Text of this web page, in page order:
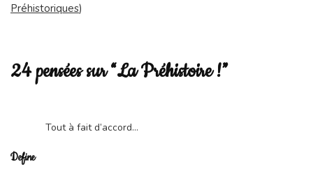
Préhistoriques)
24 pensées sur “La Préhistoire !”
Define
Tout à fait d’accord…